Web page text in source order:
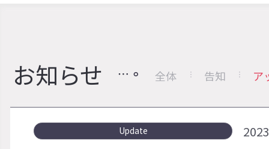
お知らせ 全体 告知 ア
Update